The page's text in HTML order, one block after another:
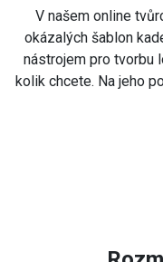
V našem online
okázalých šablon
nástrojem pro tvorbu
kolik chcete. Na jeho